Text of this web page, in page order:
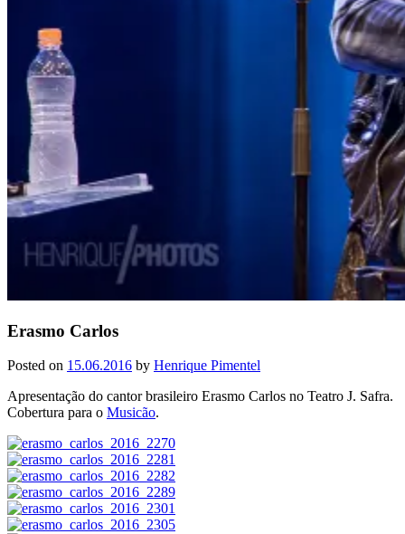
Erasmo Carlos
Posted on 15.06.2016 by Henrique Pimentel
Apresentação do cantor brasileiro Erasmo Carlos no Teatro J. Safra.
Cobertura para o Musicão.